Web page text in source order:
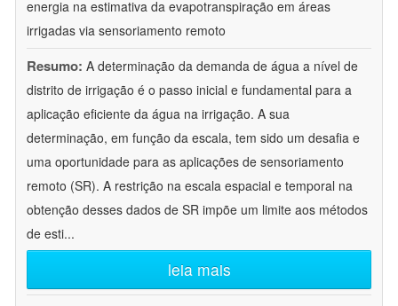
energia na estimativa da evapotranspiração em áreas
irrigadas via sensoriamento remoto
Resumo: A determinação da demanda de água a nível de
distrito de irrigação é o passo inicial e fundamental para a
aplicação eficiente da água na irrigação. A sua
determinação, em função da escala, tem sido um desafia e
uma oportunidade para as aplicações de sensoriamento
remoto (SR). A restrição na escala espacial e temporal na
obtenção desses dados de SR impõe um limite aos métodos
de esti...
leia mais